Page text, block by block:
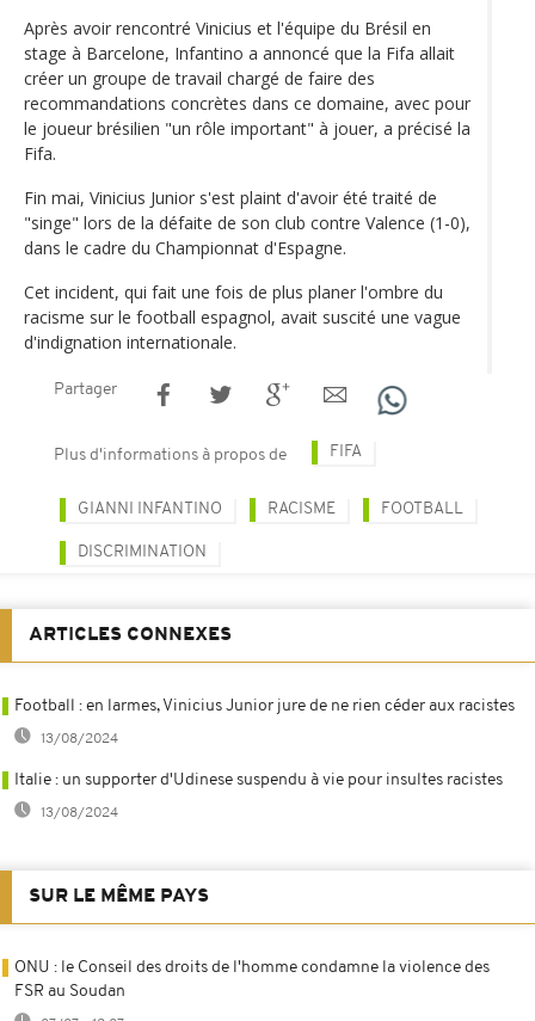
Après avoir rencontré Vinicius et l'équipe du Brésil en
stage à Barcelone, Infantino a annoncé que la Fifa allait
créer un groupe de travail chargé de faire des
recommandations concrètes dans ce domaine, avec pour
le joueur brésilien "un rôle important" à jouer, a précisé la
Fifa.
Fin mai, Vinicius Junior s'est plaint d'avoir été traité de
"singe" lors de la défaite de son club contre Valence (1-0),
dans le cadre du Championnat d'Espagne.
Cet incident, qui fait une fois de plus planer l'ombre du
racisme sur le football espagnol, avait suscité une vague
d'indignation internationale.
Partager
Plus d'informations à propos de FIFA
GIANNI INFANTINO RACISME FOOTBALL
DISCRIMINATION
ARTICLES CONNEXES
Football : en larmes, Vinicius Junior jure de ne rien céder aux racistes
13/08/2024
Italie : un supporter d'Udinese suspendu à vie pour insultes racistes
13/08/2024
SUR LE MÊME PAYS
ONU : le Conseil des droits de l'homme condamne la violence des
FSR au Soudan